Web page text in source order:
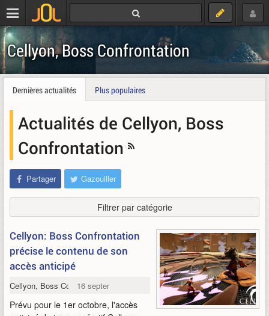
Cellyon, Boss Confrontation
Dernières actualités Plus populaires
Actualités de Cellyon, Boss
Confrontation
Partager Gazouiller
Filtrer par catégorie
Cellyon: Boss Confrontation
précise le contenu de son
accès anticipé
Cellyon, Boss Confrontation16 septembre 2020
Prévu pour le 1er octobre, l'accès